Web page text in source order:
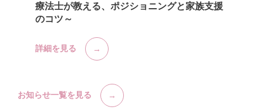
療法士が教える、ポジショニングと家族支援
のコツ～
詳細を見る
お知らせ一覧を見る